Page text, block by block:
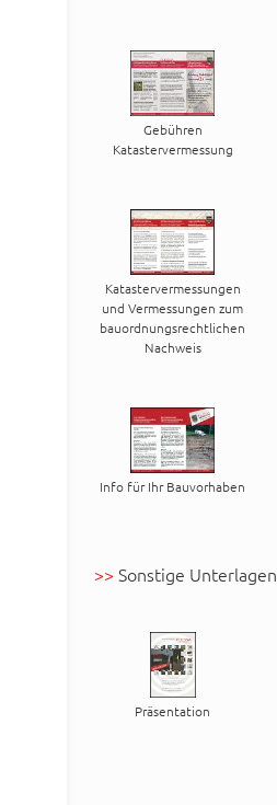
Gebühren
Katastervermessung
Katastervermessungen
und Vermessungen zum
bauordnungsrechtlichen
Nachweis
Info für Ihr Bauvorhaben
>>Sonstige Unterlagen
Präsentation